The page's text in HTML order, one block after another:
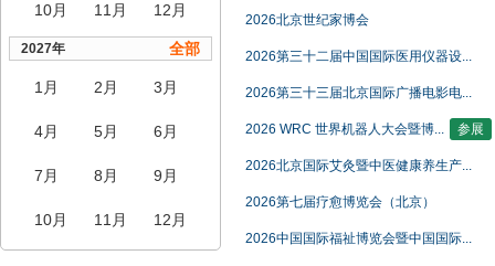
10月 11月 12月
2027年 全部
1月 2月 3月
4月 5月 6月
7月 8月 9月
10月 11月 12月
2026北京世纪家博会
2026第三十二届中国国际医用仪器设...
2026第三十三届北京国际广播电影电...
2026 WRC 世界机器人大会暨博... 参展
2026北京国际艾灸暨中医健康养生产...
2026第七届疗愈博览会（北京）
2026中国国际福祉博览会暨中国国际...